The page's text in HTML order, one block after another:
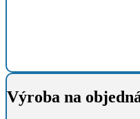
Výroba na